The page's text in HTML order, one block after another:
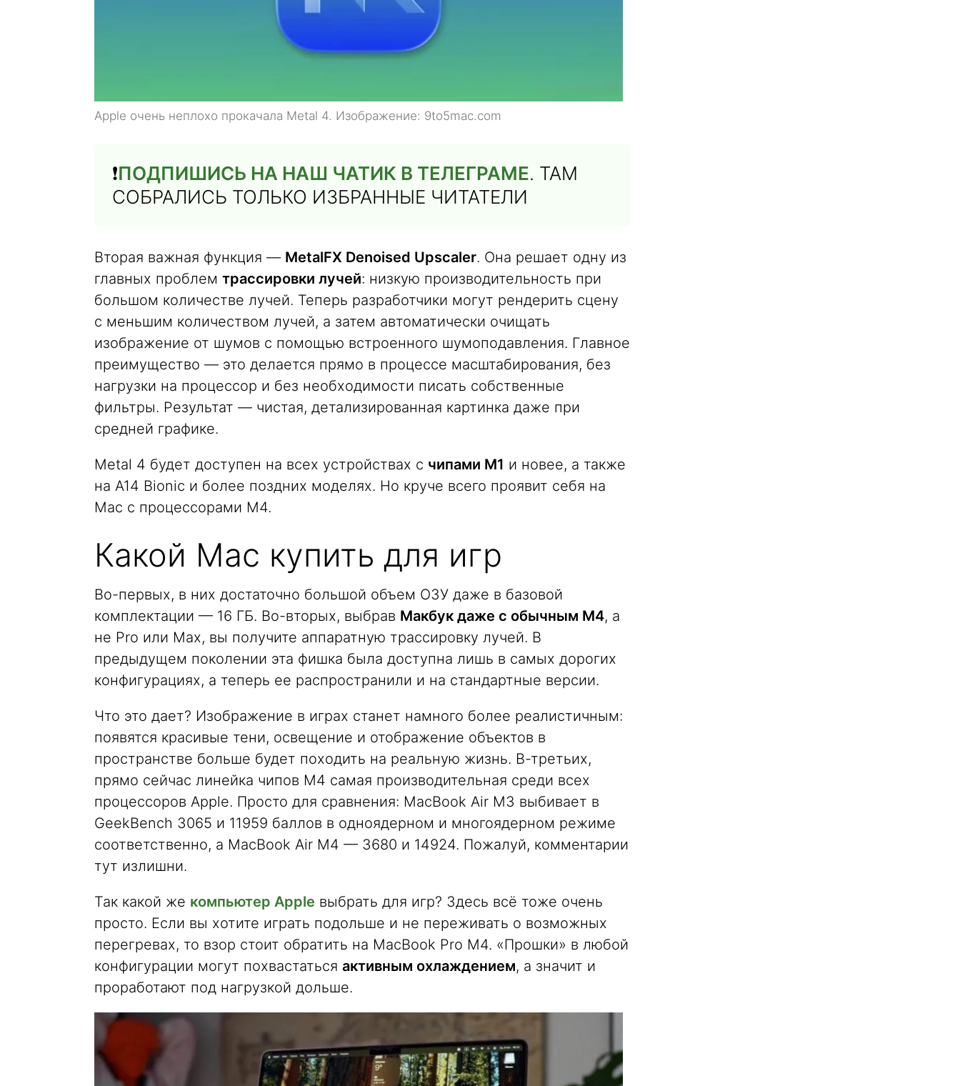
Apple очень неплохо прокачала Metal 4. Изображение: 9to5mac.com
❗️ПОДПИШИСЬ НА НАШ ЧАТИК В ТЕЛЕГРАМЕ. ТАМ
СОБРАЛИСЬ ТОЛЬКО ИЗБРАННЫЕ ЧИТАТЕЛИ
Вторая важная функция — MetalFX Denoised Upscaler. Она решает одну из
главных проблем трассировки лучей: низкую производительность при
большом количестве лучей. Теперь разработчики могут рендерить сцену
с меньшим количеством лучей, а затем автоматически очищать
изображение от шумов с помощью встроенного шумоподавления. Главное
преимущество — это делается прямо в процессе масштабирования, без
нагрузки на процессор и без необходимости писать собственные
фильтры. Результат — чистая, детализированная картинка даже при
средней графике.
Metal 4 будет доступен на всех устройствах с чипами M1 и новее, а также
на A14 Bionic и более поздних моделях. Но круче всего проявит себя на
Mac с процессорами M4.
Какой Mac купить для игр
Во-первых, в них достаточно большой объем ОЗУ даже в базовой
комплектации — 16 ГБ. Во-вторых, выбрав Макбук даже с обычным M4, а
не Pro или Max, вы получите аппаратную трассировку лучей. В
предыдущем поколении эта фишка была доступна лишь в самых дорогих
конфигурациях, а теперь ее распространили и на стандартные версии.
Что это дает? Изображение в играх станет намного более реалистичным:
появятся красивые тени, освещение и отображение объектов в
пространстве больше будет походить на реальную жизнь. В-третьих,
прямо сейчас линейка чипов M4 самая производительная среди всех
процессоров Apple. Просто для сравнения: MacBook Air M3 выбивает в
GeekBench 3065 и 11959 баллов в одноядерном и многоядерном режиме
соответственно, а MacBook Air M4 — 3680 и 14924. Пожалуй, комментарии
тут излишни.
Так какой же компьютер Apple выбрать для игр? Здесь всё тоже очень
просто. Если вы хотите играть подольше и не переживать о возможных
перегревах, то взор стоит обратить на MacBook Pro M4. «Прошки» в любой
конфигурации могут похвастаться активным охлаждением, а значит и
проработают под нагрузкой дольше.